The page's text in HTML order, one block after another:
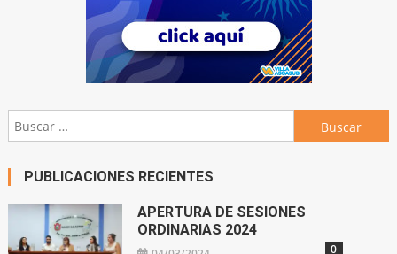
Buscar:
PUBLICACIONES RECIENTES
APERTURA DE SESIONES
ORDINARIAS 2024
0